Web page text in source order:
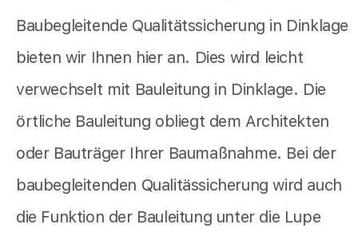
Baubegleitende Qualitätssicherung in Dinklage
bieten wir Ihnen hier an. Dies wird leicht
verwechselt mit Bauleitung in Dinklage. Die
örtliche Bauleitung obliegt dem Architekten
oder Bauträger Ihrer Baumaßnahme. Bei der
baubegleitenden Qualitässicherung wird auch
die Funktion der Bauleitung unter die Lupe